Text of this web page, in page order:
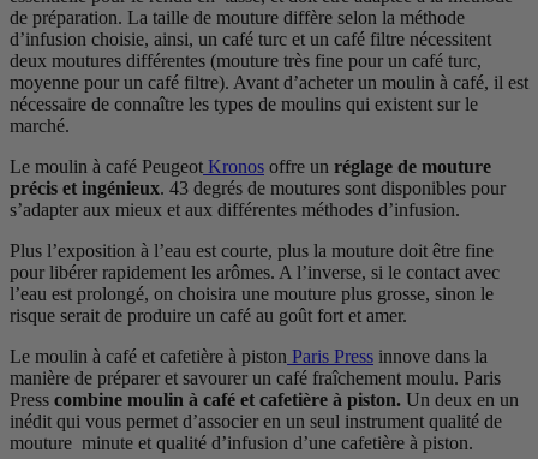
de préparation. La taille de mouture diffère selon la méthode
d’infusion choisie, ainsi, un café turc et un café filtre nécessitent
deux moutures différentes (mouture très fine pour un café turc,
moyenne pour un café filtre). Avant d’acheter un moulin à café, il est
nécessaire de connaître les types de moulins qui existent sur le
marché.
Le moulin à café Peugeot Kronos offre un réglage de mouture
précis et ingénieux. 43 degrés de moutures sont disponibles pour
s’adapter aux mieux et aux différentes méthodes d’infusion.
Plus l’exposition à l’eau est courte, plus la mouture doit être fine
pour libérer rapidement les arômes. A l’inverse, si le contact avec
l’eau est prolongé, on choisira une mouture plus grosse, sinon le
risque serait de produire un café au goût fort et amer.
Le moulin à café et cafetière à piston Paris Press innove dans la
manière de préparer et savourer un café fraîchement moulu. Paris
Press combine moulin à café et cafetière à piston. Un deux en un
inédit qui vous permet d’associer en un seul instrument qualité de
mouture minute et qualité d’infusion d’une cafetière à piston.